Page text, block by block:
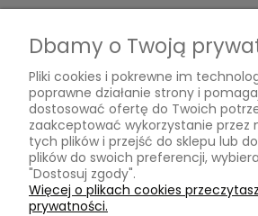
Informacje
Jak kupować?
Polityka prywatności
O nas
Kontakt
Dbamy o Twoją
Pliki cookies i pokrewne im
poprawne działanie strony i
dostosować ofertę do Twoich
zaakceptować wykorzystanie przez
tych plików i przejść do sklepu lub
plików do swoich preferencji,
"Dostosuj zgody".
Więcej o plikach cookies
prywatności.